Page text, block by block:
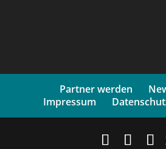
Partner werden
Impressum